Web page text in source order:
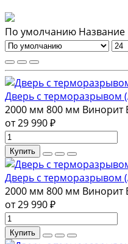
По умолчанию Название
Дверь с терморазрывом
2000 мм 800 мм Винорит
от 29 990 ₽
Купить
Дверь с терморазрывом
2000 мм 800 мм Винорит
от 29 990 ₽
Купить